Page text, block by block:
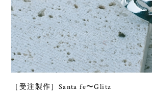
［受注製作］Santa fe〜Glitz